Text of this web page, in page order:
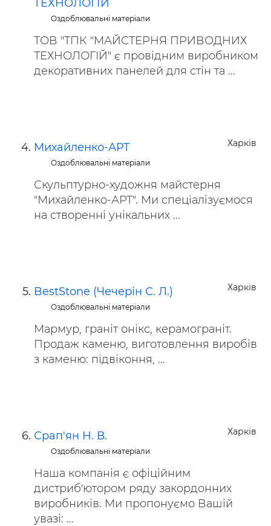
ТЕХНОЛОГІЙ
Оздоблювальні матеріали
ТОВ "ТПК "МАЙСТЕРНЯ ПРИВОДНИХ
ТЕХНОЛОГІЙ" є провідним виробником
декоративних панелей для стін та ...
Харків
Михайленко-АРТ
Оздоблювальні матеріали
Скульптурно-художня майстерня
"Михайленко-АРТ". Ми спеціалізуємося
на створенні унікальних ...
Харків
BestStone (Чечерін С. Л.)
Оздоблювальні матеріали
Мармур, граніт онікс, керамограніт.
Продаж каменю, виготовлення виробів
з каменю: підвіконня, ...
Харків
Срап'ян Н. В.
Оздоблювальні матеріали
Наша компанія є офіційним
дистриб'ютором ряду закордонних
виробників. Ми пропонуємо Вашій
увазі: ...